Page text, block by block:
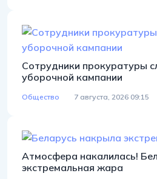
Сотрудники прокуратуры
уборочной кампании
Общество 7 августа, 2026 09:15
Атмосфера накалилась!
экстремальная жара